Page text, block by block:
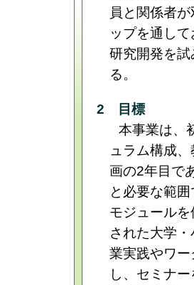
員と関係者
ップを通し
研究開発を
る。
2 目標
本事業は、
ュラム構成
画の2年目で
と必要な範
モジュール
された大学
業実践やワ
し、セミナ